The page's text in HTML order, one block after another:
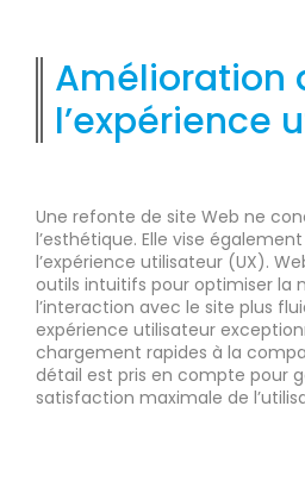
Amélioration
l’expérience
Une refonte de site Web ne
l’esthétique. Elle vise
l’expérience utilisateur (UX).
outils intuitifs pour optimiser la
l’interaction avec le site plus
expérience utilisateur
chargement rapides à la
détail est pris en compte pour
satisfaction maximale de